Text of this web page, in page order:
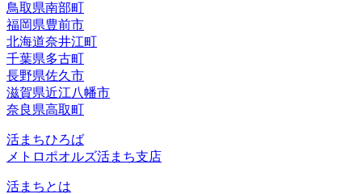
鳥取県南部町
福岡県豊前市
北海道奈井江町
千葉県多古町
長野県佐久市
滋賀県近江八幡市
奈良県高取町
活まちひろば
メトロポオルズ活まち支店
活まちとは